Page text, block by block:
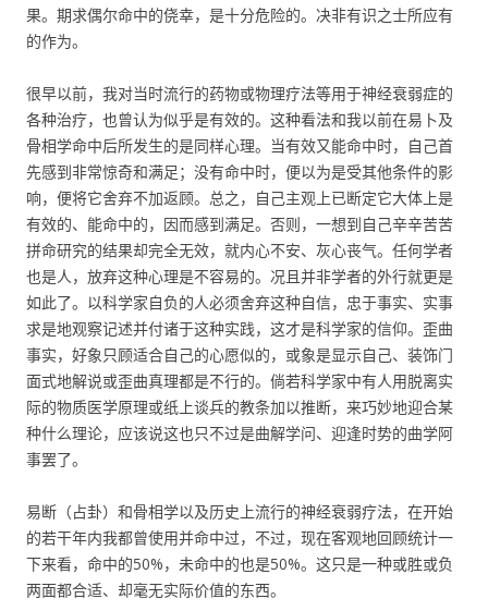
果。期求偶尔命中的侥幸，是十分危险的。决非有识之士所应有
的作为。
很早以前，我对当时流行的药物或物理疗法等用于神经衰弱症的
各种治疗，也曾认为似乎是有效的。这种看法和我以前在易卜及
骨相学命中后所发生的是同样心理。当有效又能命中时，自己首
先感到非常惊奇和满足；没有命中时，便以为是受其他条件的影
响，便将它舍弃不加返顾。总之，自己主观上已断定它大体上是
有效的、能命中的，因而感到满足。否则，一想到自己辛辛苦苦
拼命研究的结果却完全无效，就内心不安、灰心丧气。任何学者
也是人，放弃这种心理是不容易的。况且并非学者的外行就更是
如此了。以科学家自负的人必须舍弃这种自信，忠于事实、实事
求是地观察记述并付诸于这种实践，这才是科学家的信仰。歪曲
事实，好象只顾适合自己的心愿似的，或象是显示自己、装饰门
面式地解说或歪曲真理都是不行的。倘若科学家中有人用脱离实
际的物质医学原理或纸上谈兵的教条加以推断，来巧妙地迎合某
种什么理论，应该说这也只不过是曲解学问、迎逢时势的曲学阿
事罢了。
易断（占卦）和骨相学以及历史上流行的神经衰弱疗法，在开始
的若干年内我都曾使用并命中过，不过，现在客观地回顾统计一
下来看，命中的50%，未命中的也是50%。这只是一种或胜或负
两面都合适、却毫无实际价值的东西。